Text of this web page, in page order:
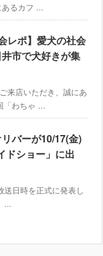
るカフ ...
レポ】愛犬の社会
市で犬好きが集
来店いただき、誠にあ
「わちゃ ...
リバーが10/17(金)
ドショー」に出
送日時を正式に発表し
...